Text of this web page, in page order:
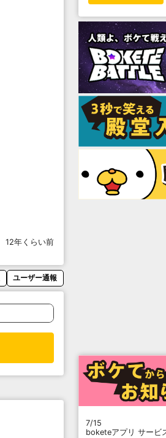
12年くらい前
ユーザー通報
7/15
boketeアプリ サービ